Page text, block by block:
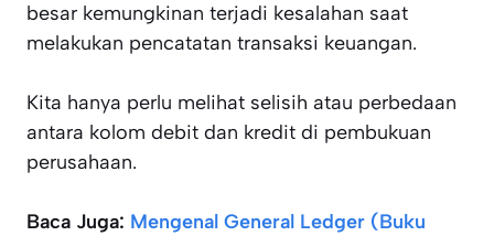
besar kemungkinan terjadi kesalahan saat
melakukan pencatatan transaksi keuangan.
Kita hanya perlu melihat selisih atau perbedaan
antara kolom debit dan kredit di pembukuan
perusahaan.
Baca Juga: Mengenal General Ledger (Buku